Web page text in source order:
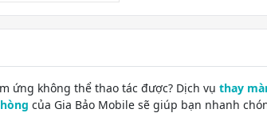
ứng không thể thao tác được? Dịch vụ thay
của Gia Bảo Mobile sẽ giúp bạn nhanh